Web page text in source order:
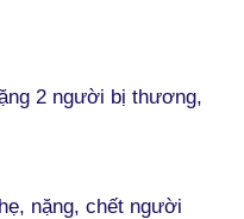
2 người bị thương,
nặng, chết người